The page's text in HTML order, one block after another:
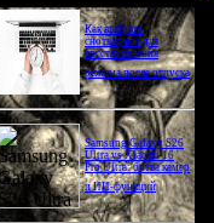
Как выбрать
снотворное для
восстановления
режима после отпуска
Samsung Galaxy S26
Ultra vs Xiaomi 16
Pro Ultra: битва камер
и ИИ-функций